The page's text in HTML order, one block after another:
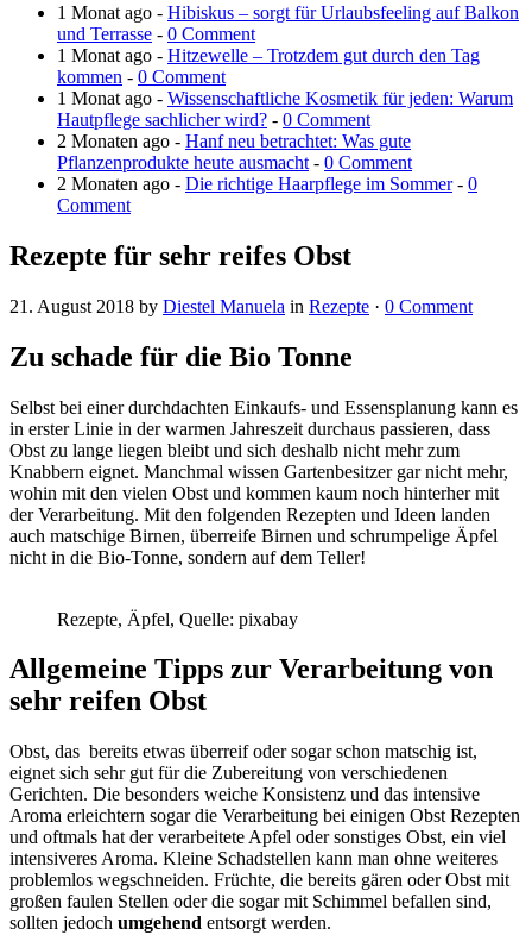
1 Monat ago - Hibiskus – sorgt für Urlaubsfeeling auf Balkon
und Terrasse - 0 Comment
1 Monat ago - Hitzewelle – Trotzdem gut durch den Tag
kommen - 0 Comment
1 Monat ago - Wissenschaftliche Kosmetik für jeden: Warum
Hautpflege sachlicher wird? - 0 Comment
2 Monaten ago - Hanf neu betrachtet: Was gute
Pflanzenprodukte heute ausmacht - 0 Comment
2 Monaten ago - Die richtige Haarpflege im Sommer- 0
Comment
Rezepte für sehr reifes Obst
21. August 2018 by Diestel Manuela in Rezepte · 0 Comment
Zu schade für die Bio Tonne
Selbst bei einer durchdachten Einkaufs- und Essensplanung kann es
in erster Linie in der warmen Jahreszeit durchaus passieren, dass
Obst zu lange liegen bleibt und sich deshalb nicht mehr zum
Knabbern eignet. Manchmal wissen Gartenbesitzer gar nicht mehr,
wohin mit den vielen Obst und kommen kaum noch hinterher mit
der Verarbeitung. Mit den folgenden Rezepten und Ideen landen
auch matschige Birnen, überreife Birnen und schrumpelige Äpfel
nicht in die Bio-Tonne, sondern auf dem Teller!
Rezepte, Äpfel, Quelle: pixabay
Allgemeine Tipps zur Verarbeitung von
sehr reifen Obst
Obst, das bereits etwas überreif oder sogar schon matschig ist,
eignet sich sehr gut für die Zubereitung von verschiedenen
Gerichten. Die besonders weiche Konsistenz und das intensive
Aroma erleichtern sogar die Verarbeitung bei einigen Obst Rezepten
und oftmals hat der verarbeitete Apfel oder sonstiges Obst, ein viel
intensiveres Aroma. Kleine Schadstellen kann man ohne weiteres
problemlos wegschneiden. Früchte, die bereits gären oder Obst mit
großen faulen Stellen oder die sogar mit Schimmel befallen sind,
sollten jedoch umgehend entsorgt werden.